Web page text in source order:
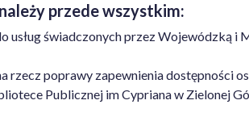
przede wszystkim:
usług świadczonych przez Wojewódzką
rzecz poprawy zapewnienia dostępności
Publicznej im Cypriana w Zielonej